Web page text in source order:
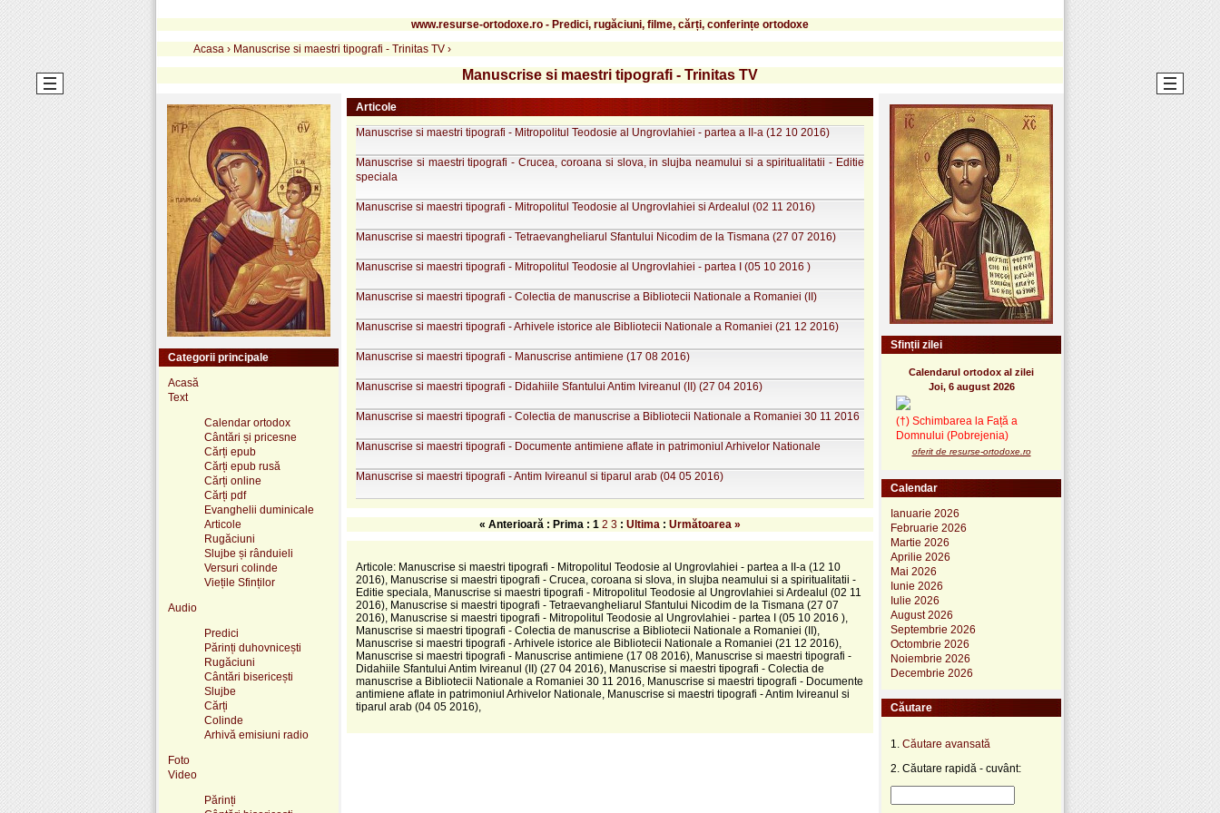
www.resurse-ortodoxe.ro - Predici, rugăciuni, filme, cărți, conferințe ortodoxe
Acasa › Manuscrise si maestri tipografi - Trinitas TV ›
Manuscrise si maestri tipografi - Trinitas TV
Categorii principale
Acasă
Text
Calendar ortodox
Cântări și pricesne
Cărți epub
Cărți epub rusă
Cărți online
Cărți pdf
Evanghelii duminicale
Articole
Rugăciuni
Slujbe și rânduieli
Versuri colinde
Viețile Sfinților
Audio
Predici
Părinți duhovnicești
Rugăciuni
Cântări bisericești
Slujbe
Cărți
Colinde
Arhivă emisiuni radio
Foto
Video
Părinți
Articole
Manuscrise si maestri tipografi - Mitropolitul Teodosie al Ungrovlahiei - partea a II-a (12 10 2016)
Manuscrise si maestri tipografi - Crucea, coroana si slova, in slujba neamului si a spiritualitatii - Editie
speciala
Manuscrise si maestri tipografi - Mitropolitul Teodosie al Ungrovlahiei si Ardealul (02 11 2016)
Manuscrise si maestri tipografi - Tetraevangheliarul Sfantului Nicodim de la Tismana (27 07 2016)
Manuscrise si maestri tipografi - Mitropolitul Teodosie al Ungrovlahiei - partea I (05 10 2016 )
Manuscrise si maestri tipografi - Colectia de manuscrise a Bibliotecii Nationale a Romaniei (II)
Manuscrise si maestri tipografi - Arhivele istorice ale Bibliotecii Nationale a Romaniei (21 12 2016)
Manuscrise si maestri tipografi - Manuscrise antimiene (17 08 2016)
Manuscrise si maestri tipografi - Didahiile Sfantului Antim Ivireanul (II) (27 04 2016)
Manuscrise si maestri tipografi - Colectia de manuscrise a Bibliotecii Nationale a Romaniei 30 11 2016
Manuscrise si maestri tipografi - Documente antimiene aflate in patrimoniul Arhivelor Nationale
Manuscrise si maestri tipografi - Antim Ivireanul si tiparul arab (04 05 2016)
« Anterioară : Prima : 1 2 3 : Ultima : Următoarea »
Articole: Manuscrise si maestri tipografi - Mitropolitul Teodosie al Ungrovlahiei - partea a II-a (12 10
2016), Manuscrise si maestri tipografi - Crucea, coroana si slova, in slujba neamului si a spiritualitatii -
Editie speciala, Manuscrise si maestri tipografi - Mitropolitul Teodosie al Ungrovlahiei si Ardealul (02 11
2016), Manuscrise si maestri tipografi - Tetraevangheliarul Sfantului Nicodim de la Tismana (27 07
2016), Manuscrise si maestri tipografi - Mitropolitul Teodosie al Ungrovlahiei - partea I (05 10 2016 ),
Manuscrise si maestri tipografi - Colectia de manuscrise a Bibliotecii Nationale a Romaniei (II),
Manuscrise si maestri tipografi - Arhivele istorice ale Bibliotecii Nationale a Romaniei (21 12 2016),
Manuscrise si maestri tipografi - Manuscrise antimiene (17 08 2016), Manuscrise si maestri tipografi -
Didahiile Sfantului Antim Ivireanul (II) (27 04 2016), Manuscrise si maestri tipografi - Colectia de
manuscrise a Bibliotecii Nationale a Romaniei 30 11 2016, Manuscrise si maestri tipografi - Documente
antimiene aflate in patrimoniul Arhivelor Nationale, Manuscrise si maestri tipografi - Antim Ivireanul si
tiparul arab (04 05 2016),
Sfinții zilei
Calendarul ortodox al zilei
Joi, 6 august 2026
(†) Schimbarea la Față a
Domnului (Pobrejenia)
oferit de resurse-ortodoxe.ro
Calendar
Ianuarie 2026
Februarie 2026
Martie 2026
Aprilie 2026
Mai 2026
Iunie 2026
Iulie 2026
August 2026
Septembrie 2026
Octombrie 2026
Noiembrie 2026
Decembrie 2026
Căutare
1. Căutare avansată
2. Căutare rapidă - cuvânt: